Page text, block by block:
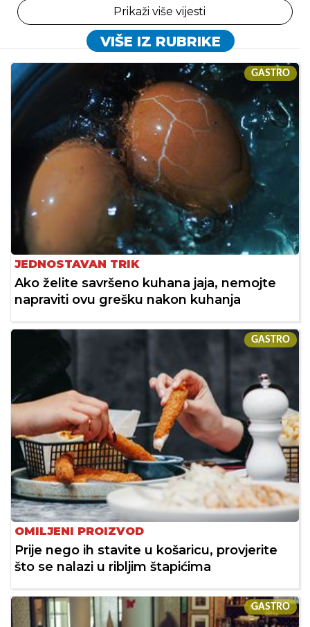
Prikaži više vijesti
VIŠE IZ RUBRIKE
GASTRO
JEDNOSTAVAN TRIK
Ako želite savršeno kuhana jaja, nemojte
napraviti ovu grešku nakon kuhanja
GASTRO
OMILJENI PROIZVOD
Prije nego ih stavite u košaricu, provjerite
što se nalazi u ribljim štapićima
GASTRO